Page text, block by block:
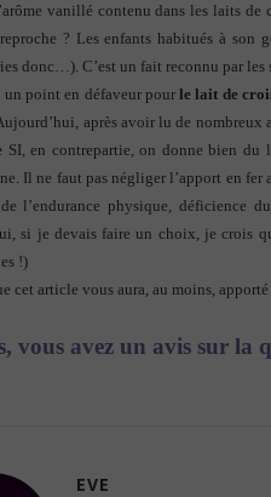
vanillé contenu dans les laits
? Les enfants habitués à son
donc…). C’est un fait reconnu par
point en défaveur pourle lait de
après avoir lu de
SI, en contrepartie, on donne bien
Il ne faut pas négliger l’apport en fer
l’endurance physique, déficience du
si je devais faire un choix, je crois
!)
cet article vous aura, au moins,
vous avez un avis sur la
EVE